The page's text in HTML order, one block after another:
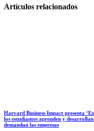
Artículos relacionados
Harvard Business Impact presenta
los estudiantes aprenden y
demandan las empresas